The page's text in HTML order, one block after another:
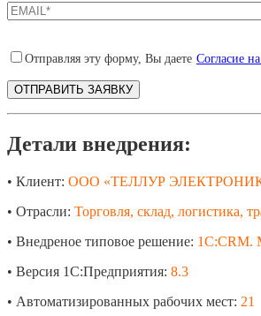
Отправляя эту форму, Вы даете Согласие
Детали внедрения:
• Клиент: ООО «ТЕЛЛУР
• Отрасли: Торговля, склад, логистика,
• Внедреное типовое решение: 1С:CRM.
• Версия 1С:Предприятия: 8.3
• Автоматизированных рабочих мест: 21